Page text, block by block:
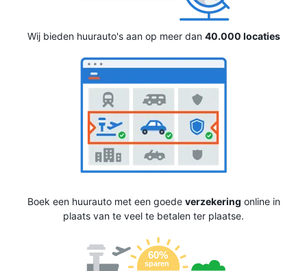
Wij bieden huurauto's aan op meer dan 40.000 locaties
Boek een huurauto met een goede verzekering online in
plaats van te veel te betalen ter plaatse.